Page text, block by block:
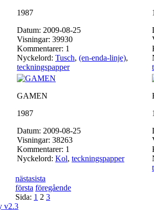
1987
Datum: 2009-08-25
Visningar: 39930
Kommentarer: 1
Nyckelord: Tusch, (en-enda-linje),
teckningspapper
GAMEN
1987
Datum: 2009-08-25
Visningar: 38263
Kommentarer: 1
Nyckelord: Kol, teckningspapper
nästasista
första föregående
Sida: 1 2 3